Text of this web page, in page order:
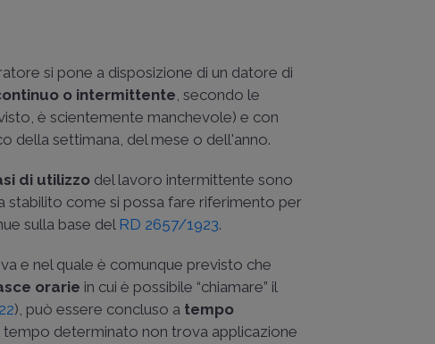
si pone a disposizione di un datore di
o intermittente, secondo le
è scientemente manchevole) e con
della settimana, del mese o dell'anno.
di utilizzo del lavoro intermittente sono
stabilito come si possa fare riferimento per
sulla base del RD 2657/1923.
e nel quale è comunque previsto che
orarie in cui è possibile “chiamare” il
), può essere concluso a tempo
tempo determinato non trova applicazione